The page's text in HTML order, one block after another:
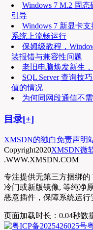
Windows 7 M.2 固
引导
Windows 7 新显卡
系统上流畅运行
保姆级教程，
装报错与兼容性问题
老旧电脑焕发新生
SQL Server 查询技
值的情况
为何同网段通信不
目录[+]
XMSDN的独白免责声明
Copyright2020XMSDN微
.WWW.XMSDN.COM
专注提供无第三方捆绑的
冷门或新版镜像, 等纯净
恶意插件，保障系统运行
页面加载时长：0.04秒数